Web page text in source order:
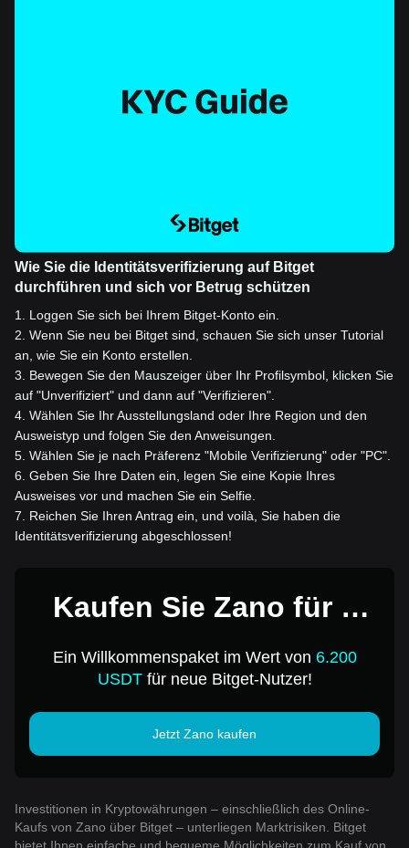
Wie Sie die Identitätsverifizierung auf Bitget
durchführen und sich vor Betrug schützen
1
Loggen Sie sich bei Ihrem Bitget-Konto ein.
2 Wenn Sie neu bei Bitget sind, schauen Sie sich unser Tutorial
an, wie Sie ein Konto erstellen.
3
Bewegen Sie den Mauszeiger über Ihr Profilsymbol, klicken Sie
auf "Unverifiziert" und dann auf "Verifizieren".
4 Wählen Sie Ihr Ausstellungsland oder Ihre Region und den
Ausweistyp und folgen Sie den Anweisungen.
5 Wählen Sie je nach Präferenz "Mobile Verifizierung" oder "PC".
6 Geben Sie Ihre Daten ein, legen Sie eine Kopie Ihres
Ausweises vor und machen Sie ein Selfie.
7
Reichen Sie Ihren Antrag ein, und voilà, Sie haben die
Identitätsverifizierung abgeschlossen!
Kaufen Sie Zano für 1
Ein Willkommenspaket im Wert von 6.200
USDTfür neue Bitget-Nutzer!
Jetzt Zano kaufen
Investitionen in Kryptowährungen – einschließlich des Online-
Kaufs von Zano über Bitget – unterliegen Marktrisiken. Bitget